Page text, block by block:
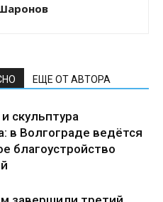
ЕЩЕ ОТ АВТОРА
скульптура
в Волгограде ведётся
благоустройство